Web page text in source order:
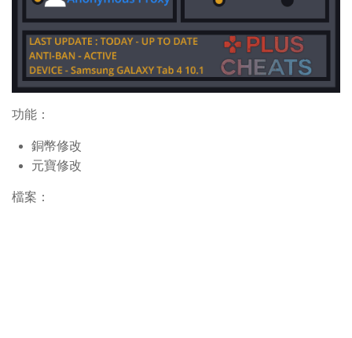
功能：
銅幣修改
元寶修改
檔案：